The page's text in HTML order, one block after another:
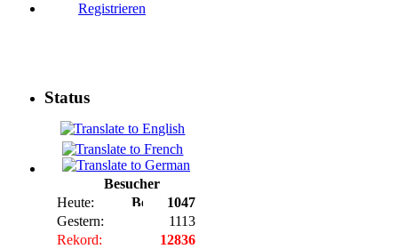
Registrieren
Status
Besucher
Heute:
1047
Gestern:
1113
Rekord:
12836